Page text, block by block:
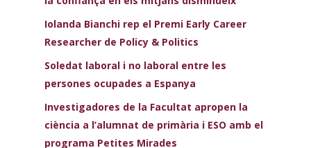
Iolanda Bianchi rep el Premi Early Career
Researcher de Policy & Politics
Soledat laboral i no laboral entre les
persones ocupades a Espanya
Investigadores de la Facultat apropen la
ciència a l’alumnat de primària i ESO amb el
programa Petites Mirades